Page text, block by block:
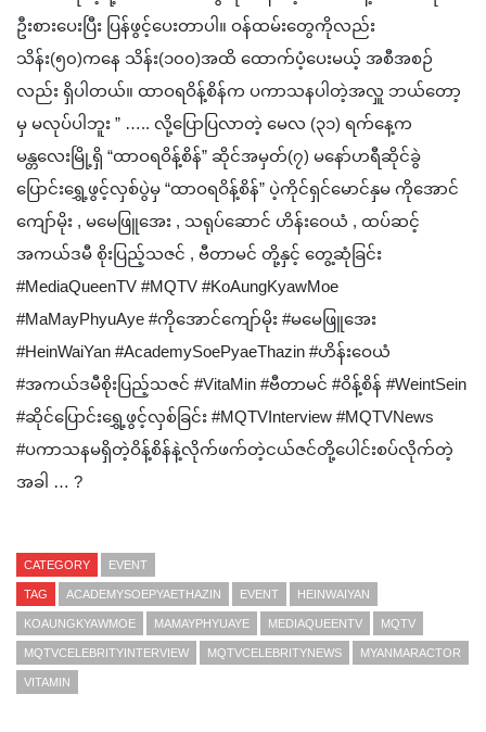
ဦးစားပေးပြီး ပြန်ဖွင့်ပေးတာပါ။ ဝန်ထမ်းတွေကိုလည်း
သိန်း(၅၀)ကနေ သိန်း(၁၀၀)အထိ ထောက်ပံ့ပေးမယ့် အစီအစဉ်
လည်း ရှိပါတယ်။ ထာဝရဝိန့်စိန်က ပကာသနပါတဲ့အလှူ ဘယ်တော့
မှ မလုပ်ပါဘူး ” ….. လို့ပြောပြလာတဲ့ မေလ (၃၁) ရက်နေ့က
မန္တလေးမြို့ရှိ “ထာဝရဝိန့်စိန်” ဆိုင်အမှတ်(၇) မနော်ဟရီဆိုင်ခွဲ
ပြောင်းရွှေ့ဖွင့်လှစ်ပွဲမှ “ထာဝရဝိန့်စိန်” ပဲ့ကိုင်ရှင်မောင်နှမ ကိုအောင်
ကျော်မိုး , မမေဖြူအေး , သရုပ်ဆောင် ဟိန်းဝေယံ , ထပ်ဆင့်
အကယ်ဒမီ စိုးပြည့်သဇင် , ဗီတာမင် တို့နှင့် တွေ့ဆုံခြင်း
#MediaQueenTV #MQTV #KoAungKyawMoe
#MaMayPhyuAye #ကိုအောင်ကျော်မိုး #မမေဖြူအေး
#HeinWaiYan #AcademySoePyaeThazin #ဟိန်းဝေယံ
#အကယ်ဒမီစိုးပြည့်သဇင် #VitaMin #ဗီတာမင် #ဝိန့်စိန် #WeintSein
#ဆိုင်ပြောင်းရွှေ့ဖွင့်လှစ်ခြင်း #MQTVInterview #MQTVNews
#ပကာသနမရှိတဲ့ဝိန့်စိန်နဲ့လိုက်ဖက်တဲ့ငယ်ဇင်တို့ပေါင်းစပ်လိုက်တဲ့
အခါ … ?
CATEGORY EVENT
TAG ACADEMYSOEPYAETHAZIN EVENT HEINWAIYAN
KOAUNGKYAWMOE MAMAYPHYUAYE MEDIAQUEENTV MQTV
MQTVCELEBRITYINTERVIEW MQTVCELEBRITYNEWS MYANMARACTOR
VITAMIN